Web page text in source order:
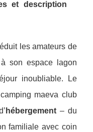
et description
les amateurs de
son espace lagon
inoubliable. Le
maeva club
hébergement – du
familiale avec coin